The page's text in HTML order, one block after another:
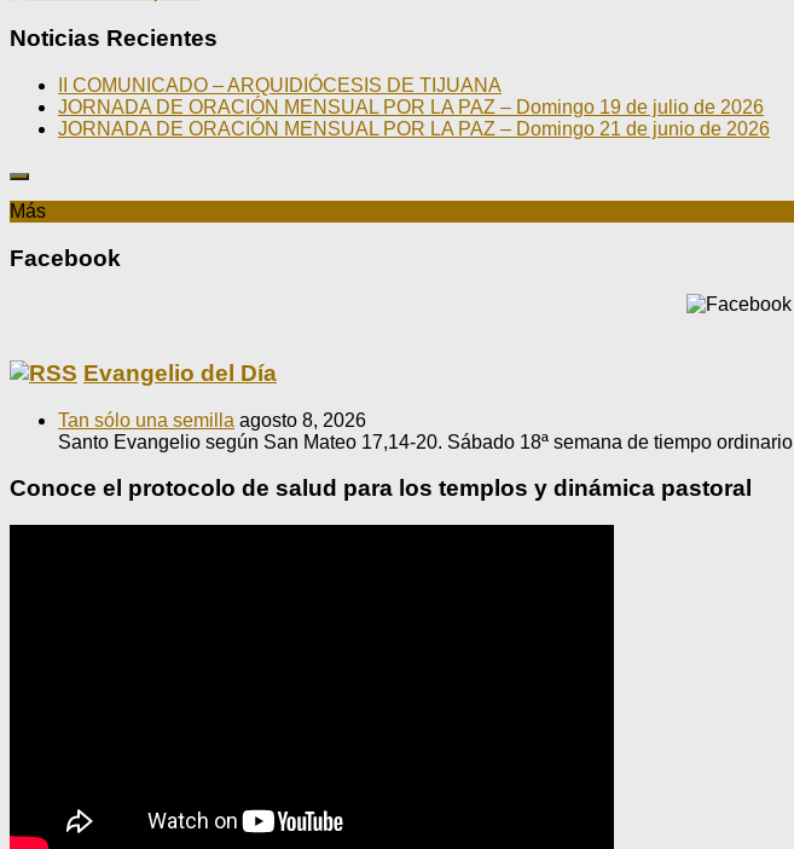
Noticias Recientes
II COMUNICADO – ARQUIDIÓCESIS DE TIJUANA
JORNADA DE ORACIÓN MENSUAL POR LA PAZ – Domingo 19 de julio de 2026
JORNADA DE ORACIÓN MENSUAL POR LA PAZ – Domingo 21 de junio de 2026
Más
Facebook
Evangelio del Día
Tan sólo una semilla agosto 8, 2026
Santo Evangelio según San Mateo 17,14-20. Sábado 18ª semana de tiempo ordinario
Conoce el protocolo de salud para los templos y dinámica pastoral